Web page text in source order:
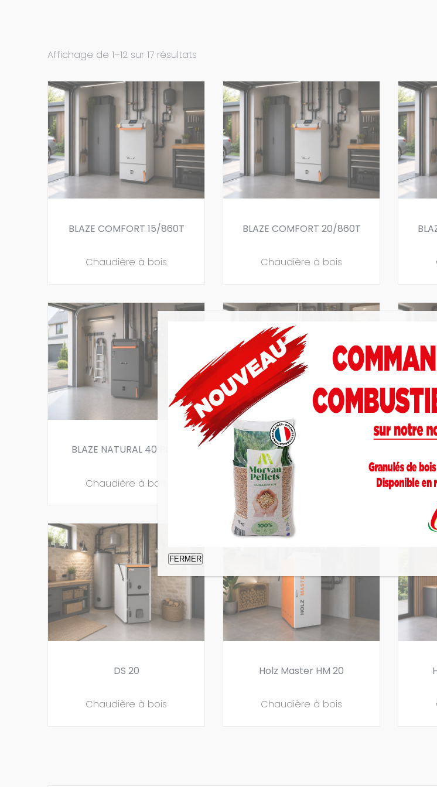
Affichage de 1–12 sur 17 résultats
BLAZE COMFORT 15/860T
Chaudière à bois
BLAZE COMFORT 20/860T
Chaudière à bois
BLAZE NATURAL 40 PLUS
Chaudière à bois
BLAZE PRAKTIK 25/860T LAMBDA
Chaudière à bois
DS 20
Chaudière à bois
Holz Master HM 20
Chaudière à bois
FERMER